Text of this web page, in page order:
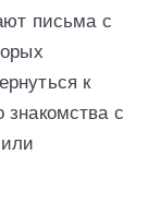
письма с
к
знакомства с